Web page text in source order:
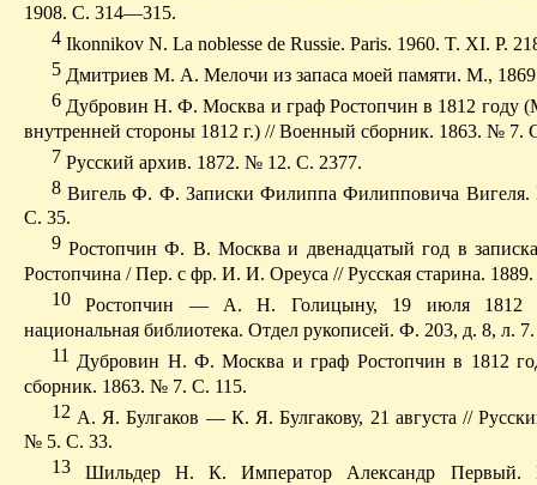
1908. С. 314—315.
4Ikonnikov N. La noblesse de Russie. Paris. 1960. T. XI. P.
5Дмитриев М. А. Мелочи из запаса моей памяти. М.,
6Дубровин Н. Ф. Москва и граф Ростопчин в 1812 году
внутренней стороны 1812 г.) // Военный сборник. 1863. № 7.
7 Русский архив. 1872. № 12. С. 2377.
8Вигель Ф. Ф. Записки Филиппа Филипповича
С. 35.
9Ростопчин Ф. В. Москва и двенадцатый год в
Ростопчина / Пер. с фр. И. И. Ореуса // Русская старина.
10Ростопчин — А. Н. Голицыну, 19 июля 1812 //
национальная библиотека. Отдел рукописей. Ф. 203, д. 8, л. 7.
11 Дубровин Н. Ф. Москва и граф Ростопчин в 1812
сборник. 1863. № 7. С. 115.
12А. Я. Булгаков — К. Я. Булгакову, 21 августа //
№ 5. С. 33.
13Шильдер Н. К. Император Александр Первый.